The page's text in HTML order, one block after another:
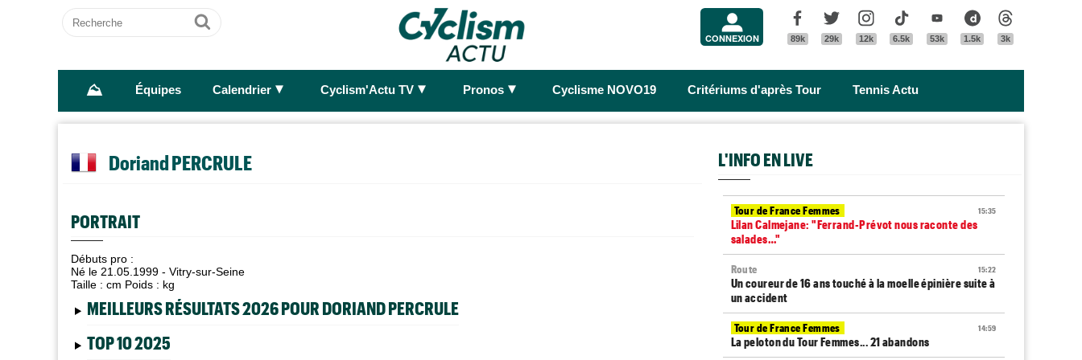
Recherche
Ok CONNEXION
Facebook
89k
Twitter
29k
Instagram
12k
Tik Tok
6.5k
Youtube
53k
Dailymotion
1.5k 3k
⛰ Équipes Calendrier ► Cyclism'Actu TV ► Pronos ► Cyclisme NOVO19 Critériums d'après Tour Tennis Actu
Doriand PERCRULE
PORTRAIT
Débuts pro :
Né le 21.05.1999 - Vitry-sur-Seine
Taille : cm Poids : kg
MEILLEURS RÉSULTATS 2026 POUR DORIAND PERCRULE
TOP 10 2025
L'INFO EN LIVE
15:35
Tour de France Femmes
Lilan Calmejane: "Ferrand-Prévot nous raconte des
salades…"
15:22
Route
Un coureur de 16 ans touché à la moelle épinière suite à
un accident
14:59
Tour de France Femmes
La peloton du Tour Femmes... 21 abandons